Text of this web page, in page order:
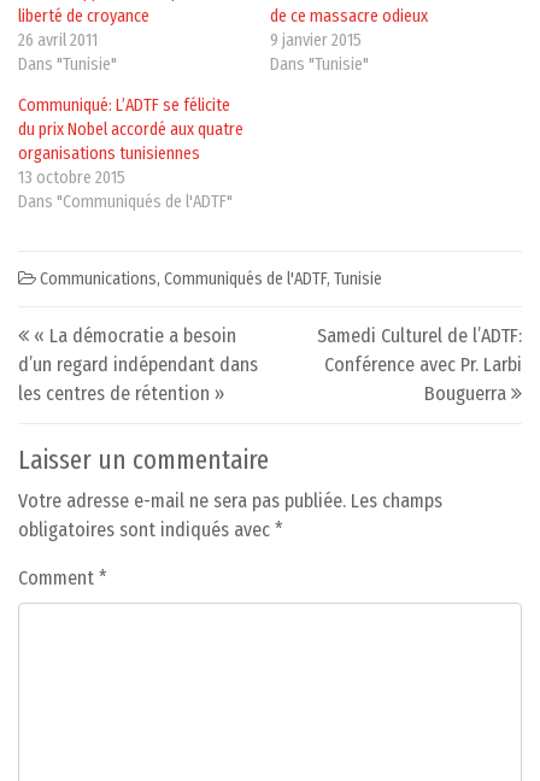
liberté de croyance
26 avril 2011
Dans "Tunisie"
de ce massacre odieux
9 janvier 2015
Dans "Tunisie"
Communiqué: L’ADTF se félicite
du prix Nobel accordé aux quatre
organisations tunisiennes
13 octobre 2015
Dans "Communiqués de l'ADTF"
Communications, Communiqués de l'ADTF, Tunisie
Post navigation
« La démocratie a besoin
d’un regard indépendant dans
les centres de rétention »
Samedi Culturel de l’ADTF:
Conférence avec Pr. Larbi
Bouguerra
Laisser un commentaire
Votre adresse e-mail ne sera pas publiée. Les champs
obligatoires sont indiqués avec *
Comment *